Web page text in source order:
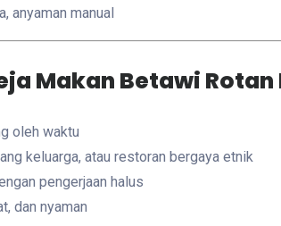
anyaman manual
Makan Betawi
oleh waktu
keluarga, atau restoran bergaya etnik
pengerjaan halus
dan nyaman